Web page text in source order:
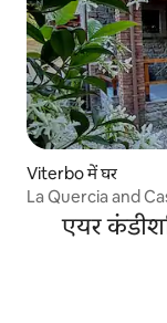
Viterbo में घर
एयर